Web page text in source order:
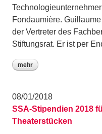
Fondaumière.
der Vertreter des
Stiftungsrat. Er ist per
mehr
08/01/2018
SSA-Stipendien 2018
Theaterstücken